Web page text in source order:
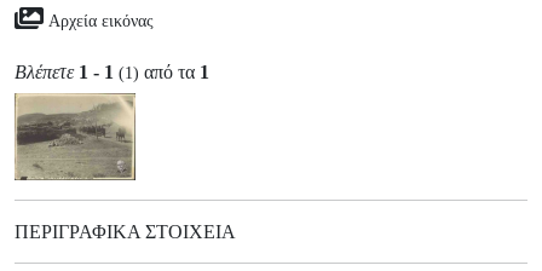
Αρχεία εικόνας
Βλέπετε 1 - 1 (1) από τα 1
ΠΕΡΙΓΡΑΦΙΚΆ ΣΤΟΙΧΕΊΑ